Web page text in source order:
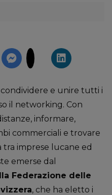
e unire tutti i
il networking. Con
informare,
commerciali e trovare
tra imprese lucane ed
emerse dal
Federazione delle
, che ha eletto i